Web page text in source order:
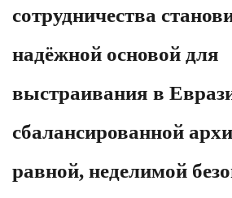
сотрудничества
надёжной основой для
выстраивания в
сбалансированной
равной, неделимой